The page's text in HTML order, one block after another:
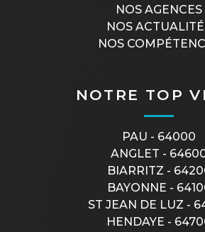
NOS AGENCES
NOS
NOS
NOTRE TOP
PAU - 64000
ANGLET -
BIARRITZ -
BAYONNE -
ST JEAN DE LUZ -
HENDAYE -